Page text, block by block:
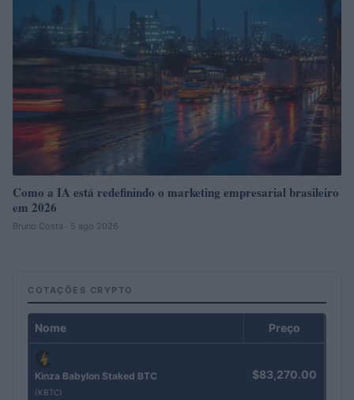
Como a IA está redefinindo o marketing empresarial brasileiro
em 2026
Bruno Costa · 5 ago 2026
COTAÇÕES CRYPTO
Nome Preço
Kinza Babylon Staked BTC
(KBTC)
$83,270.00